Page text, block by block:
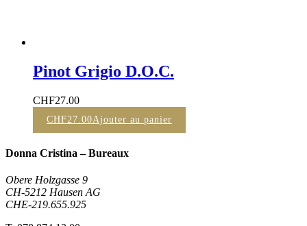
Pinot Grigio D.O.C.
CHF27.00
CHF27.00Ajouter au panier
Donna Cristina – Bureaux
Obere Holzgasse 9
CH-5212 Hausen AG
CHE-219.655.925